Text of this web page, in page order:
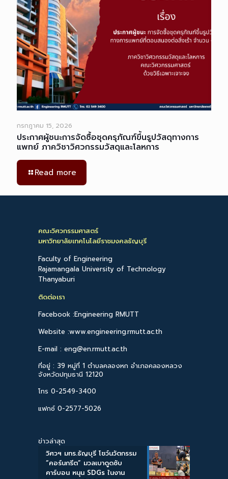
กรกฎาคม 15, 2026
ประกาศผู้ชนะการจัดซื้อชุดครุภัณฑ์ขึ้นรูปวัสดุทางการ
แพทย์ ภาควิชาวิศวกรรมวัสดุและโลหการ
Read more
คณะวิศวกรรมศาสตร์
มหาวิทยาลัยเทคโนโลยีราชมงคลธัญบุรี
Faculty of Engineering
Rajamangala University of Technology
Thanyaburi
ติดต่อเรา
Facebook :Engineering RMUTT
Website :www.engineering.rmutt.ac.th
E-mail : eng@en.rmutt.ac.th
ที่อยู่ : 39 หมู่ที่ 1 ตำบลคลองหก อำเภอคลองหลวง
จังหวัดปทุมธานี 12120
โทร 0-2549-3400
แฟกซ์ 0-2577-5026
ข่าวล่าสุด
วิศวฯ มทร.ธัญบุรี โชว์นวัตกรรม
“คอร์นกรีต” มวลเบาดูดซับ
คาร์บอน หนุน SDGs ในงาน